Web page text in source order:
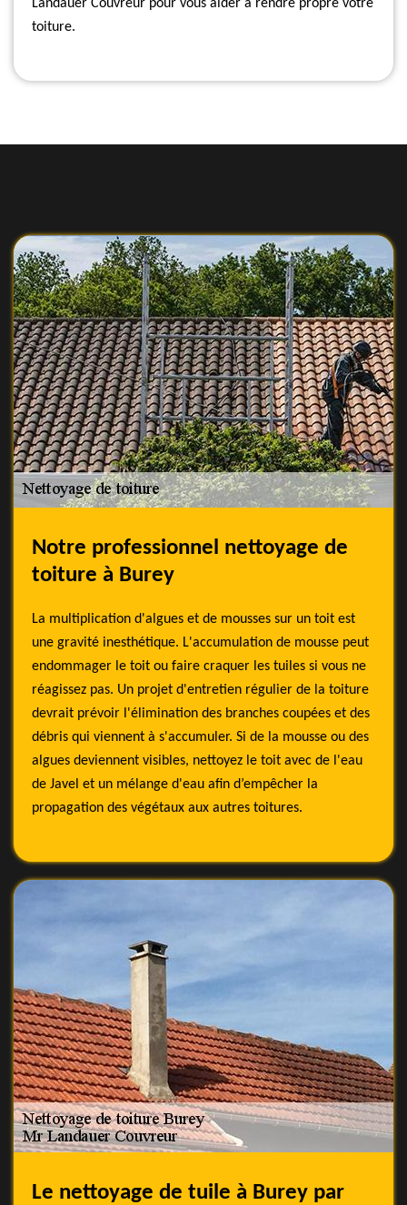
Landauer Couvreur pour vous aider à rendre propre votre
toiture.
Notre professionnel nettoyage de
toiture à Burey
La multiplication d'algues et de mousses sur un toit est
une gravité inesthétique. L'accumulation de mousse peut
endommager le toit ou faire craquer les tuiles si vous ne
réagissez pas. Un projet d'entretien régulier de la toiture
devrait prévoir l'élimination des branches coupées et des
débris qui viennent à s'accumuler. Si de la mousse ou des
algues deviennent visibles, nettoyez le toit avec de l'eau
de Javel et un mélange d'eau afin d’empêcher la
propagation des végétaux aux autres toitures.
Le nettoyage de tuile à Burey par